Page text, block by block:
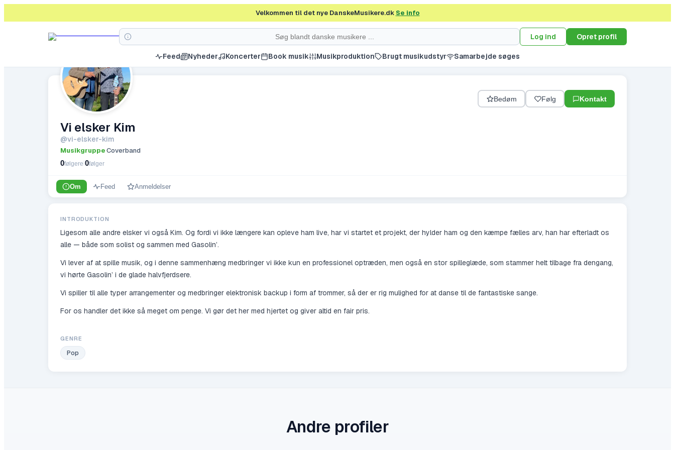
Velkommen til det nye DanskeMusikere.dk Se info
Log ind Opret profil
Feed Nyheder Koncerter Book musik Musikproduktion Brugt musikudstyr Samarbejde søges
Bedøm Følg Kontakt
Vi elsker Kim
@vi-elsker-kim
Musikgruppe·Coverband
0følgere 0følger
Om Feed Anmeldelser
INTRODUKTION
Ligesom alle andre elsker vi også Kim. Og fordi vi ikke længere kan opleve ham live, har vi startet et projekt, der hylder ham og den kæmpe fælles arv, han har efterladt os
alle — både som solist og sammen med Gasolin’.
Vi lever af at spille musik, og i denne sammenhæng medbringer vi ikke kun en professionel optræden, men også en stor spilleglæde, som stammer helt tilbage fra dengang,
vi hørte Gasolin’ i de glade halvfjerdsere.
Vi spiller til alle typer arrangementer og medbringer elektronisk backup i form af trommer, så der er rig mulighed for at danse til de fantastiske sange.
For os handler det ikke så meget om penge. Vi gør det her med hjertet og giver altid en fair pris.
GENRE
Pop
Andre profiler